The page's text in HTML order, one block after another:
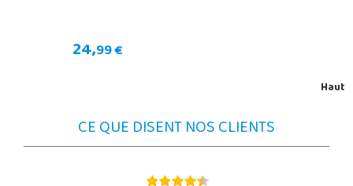
24,99 €
Haut
CE QUE DISENT NOS CLIENTS